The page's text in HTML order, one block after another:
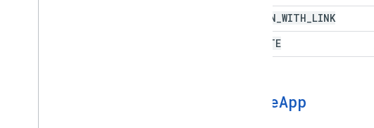
DOMAIN WITH LINK
PRIVATE
DriveApp